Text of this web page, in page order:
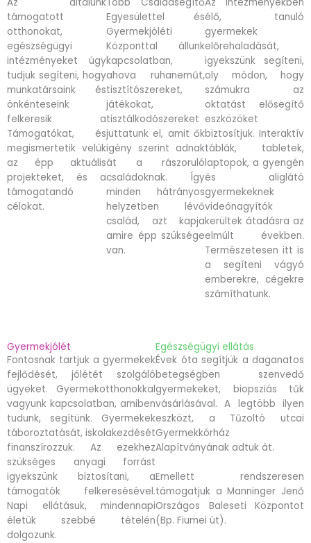
támogatott
otthonokat,
egészségügyi
intézményeket úgy
tudjuk segíteni, hogy
munkatársaink és
önkénteseink
felkeresik a
Támogatókat, és
megismertetik velük
az épp aktuális
projekteket, és a
támogatandó
célokat.
Egyesülettel és
Gyermekjóléti
Központtal állunk
kapcsolatban,
ahova ruhaneműt,
tisztítószereket,
játékokat,
tisztálkodószereket
juttatunk el, amit ők
igény szerint adnak
át a rászoruló
családoknak. Így
minden hátrányos
helyzetben lévő
család, azt kapja
amire épp szüksége
van.
élő, tanuló
gyermekek
előrehaladását,
igyekszünk segíteni,
oly módon, hogy
számukra az
oktatást elősegítő
eszközöket
biztosítjuk. Interaktív
táblák, tabletek,
laptopok, a gyengén
és aliglátó
gyermekeknek
videónagyítók
kerültek átadásra az
elmúlt években.
Természetesen itt is
a segíteni vágyó
emberekre, cégekre
számíthatunk.
Gyermekjólét
Fontosnak tartjuk a gyermekek
fejlődését, jólétét szolgáló
ügyeket. Gyermekotthonokkal
vagyunk kapcsolatban, amiben
tudunk, segítünk. Gyermekek
táboroztatását, iskolakezdését
finanszírozzuk. Az ezekhez
szükséges anyagi forrást
igyekszünk biztosítani, a
támogatók felkeresésével.
Napi ellátásuk, mindennapi
életük szebbé tételén
dolgozunk.
Egészségügyi ellátás
Évek óta segítjük a daganatos
betegségben szenvedő
gyermekeket, biopsziás tűk
vásárlásával. A legtöbb ilyen
eszközt, a Tűzoltó utcai
Gyermekkórház
Alapítványának adtuk át.
Emellett rendszeresen
támogatjuk a Manninger Jenő
Országos Baleseti Központot
(Bp. Fiumei út).